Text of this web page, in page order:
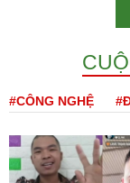
#CÔNG NGHỆ